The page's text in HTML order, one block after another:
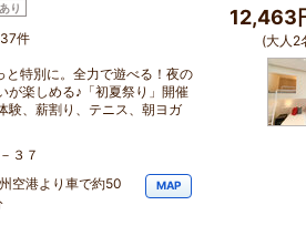
り
件
と特別に。全力で遊べる！夜の
が楽しめる♪「初夏祭り」開催
験、薪割り、テニス、朝ヨガ
３７
空港より車で約50
MAP
12,463
(大人2